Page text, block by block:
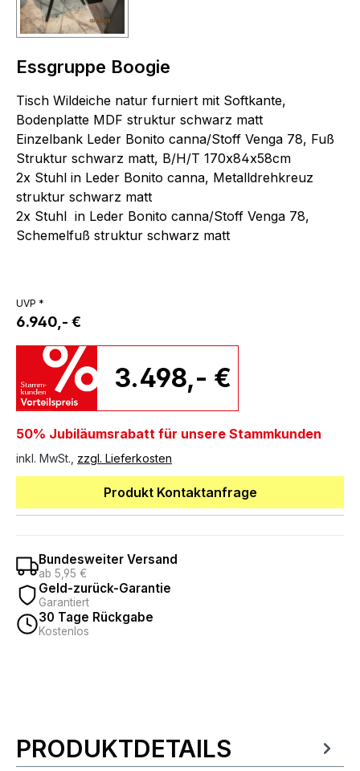
Essgruppe Boogie
Tisch Wildeiche natur furniert mit Softkante,
Bodenplatte MDF struktur schwarz matt
Einzelbank Leder Bonito canna/Stoff Venga 78, Fuß
Struktur schwarz matt, B/H/T 170x84x58cm
2x Stuhl in Leder Bonito canna, Metalldrehkreuz
struktur schwarz matt
2x Stuhl in Leder Bonito canna/Stoff Venga 78,
Schemelfuß struktur schwarz matt
UVP *
6.940,- €
3.498,- €
50% Jubiläumsrabatt für unsere Stammkunden
inkl. MwSt., zzgl. Lieferkosten
Produkt Kontaktanfrage
Bundesweiter Versand
ab 5,95 €
Geld-zurück-Garantie
Garantiert
30 Tage Rückgabe
Kostenlos
Produktinformationen
PRODUKTDETAILS